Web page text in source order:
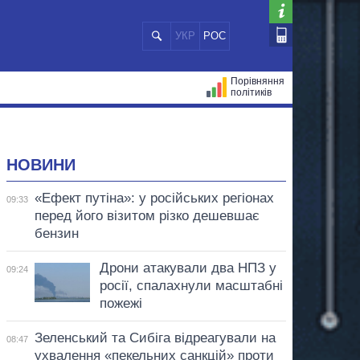
УКР РОС
Порівняння
політиків
НОВИНИ
09:33
«Ефект путіна»: у російських регіонах
перед його візитом різко дешевшає
бензин
09:24
Дрони атакували два НПЗ у
росії, спалахнули масштабні
пожежі
08:47
Зеленський та Сибіга відреагували на
ухвалення «пекельних санкцій» проти